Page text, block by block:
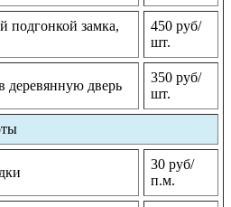
подгонкой замка,
450 руб/
шт.
деревянную дверь
350 руб/
шт.
30 руб/
п.м.